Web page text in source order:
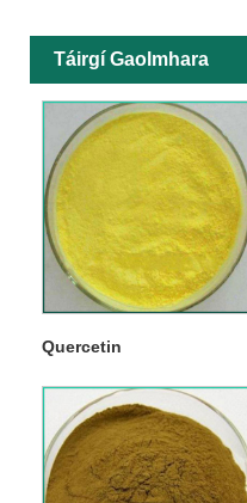
Táirgí Gaolmhara
Quercetin